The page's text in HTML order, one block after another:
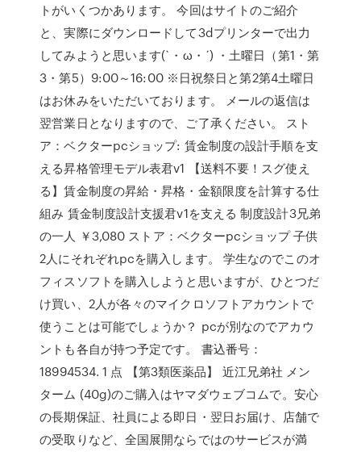
トがいくつかあります。 今回はサイトのご紹介
と、実際にダウンロードして3dプリンターで出力
してみようと思います(`・ω・´) ・土曜日（第1・第
3・第5）9:00～16:00 ※日祝祭日と第2第4土曜日
はお休みをいただいております。 メールの返信は
翌営業日となりますので、ご了承ください。 スト
ア：ベクターpcショップ: 賃金制度の設計手順を支
える昇格管理モデル表君v1 【送料不要！スグ使え
る】賃金制度の昇給・昇格・金額限度を計算する仕
組み 賃金制度設計支援君v1を支える 制度設計3兄弟
の一人 ￥3,080 ストア：ベクターpcショップ 子供
2人にそれぞれpcを購入します。 学生なのでこのオ
フィスソフトを購入しようと思いますが、ひとつだ
け買い、2人が各々のマイクロソフトアカウントで
使うことは可能でしょうか？ pcが別なのでアカウ
ントも各自が持つ予定です。 書込番号：
18994534. 1 点 【第3類医薬品】 近江兄弟社 メン
ターム (40g)のご購入はヤマダウェブコムで。安心
の長期保証、社員による即日・翌日お届け、店舗で
の受取りなど、全国展開ならではのサービスが満